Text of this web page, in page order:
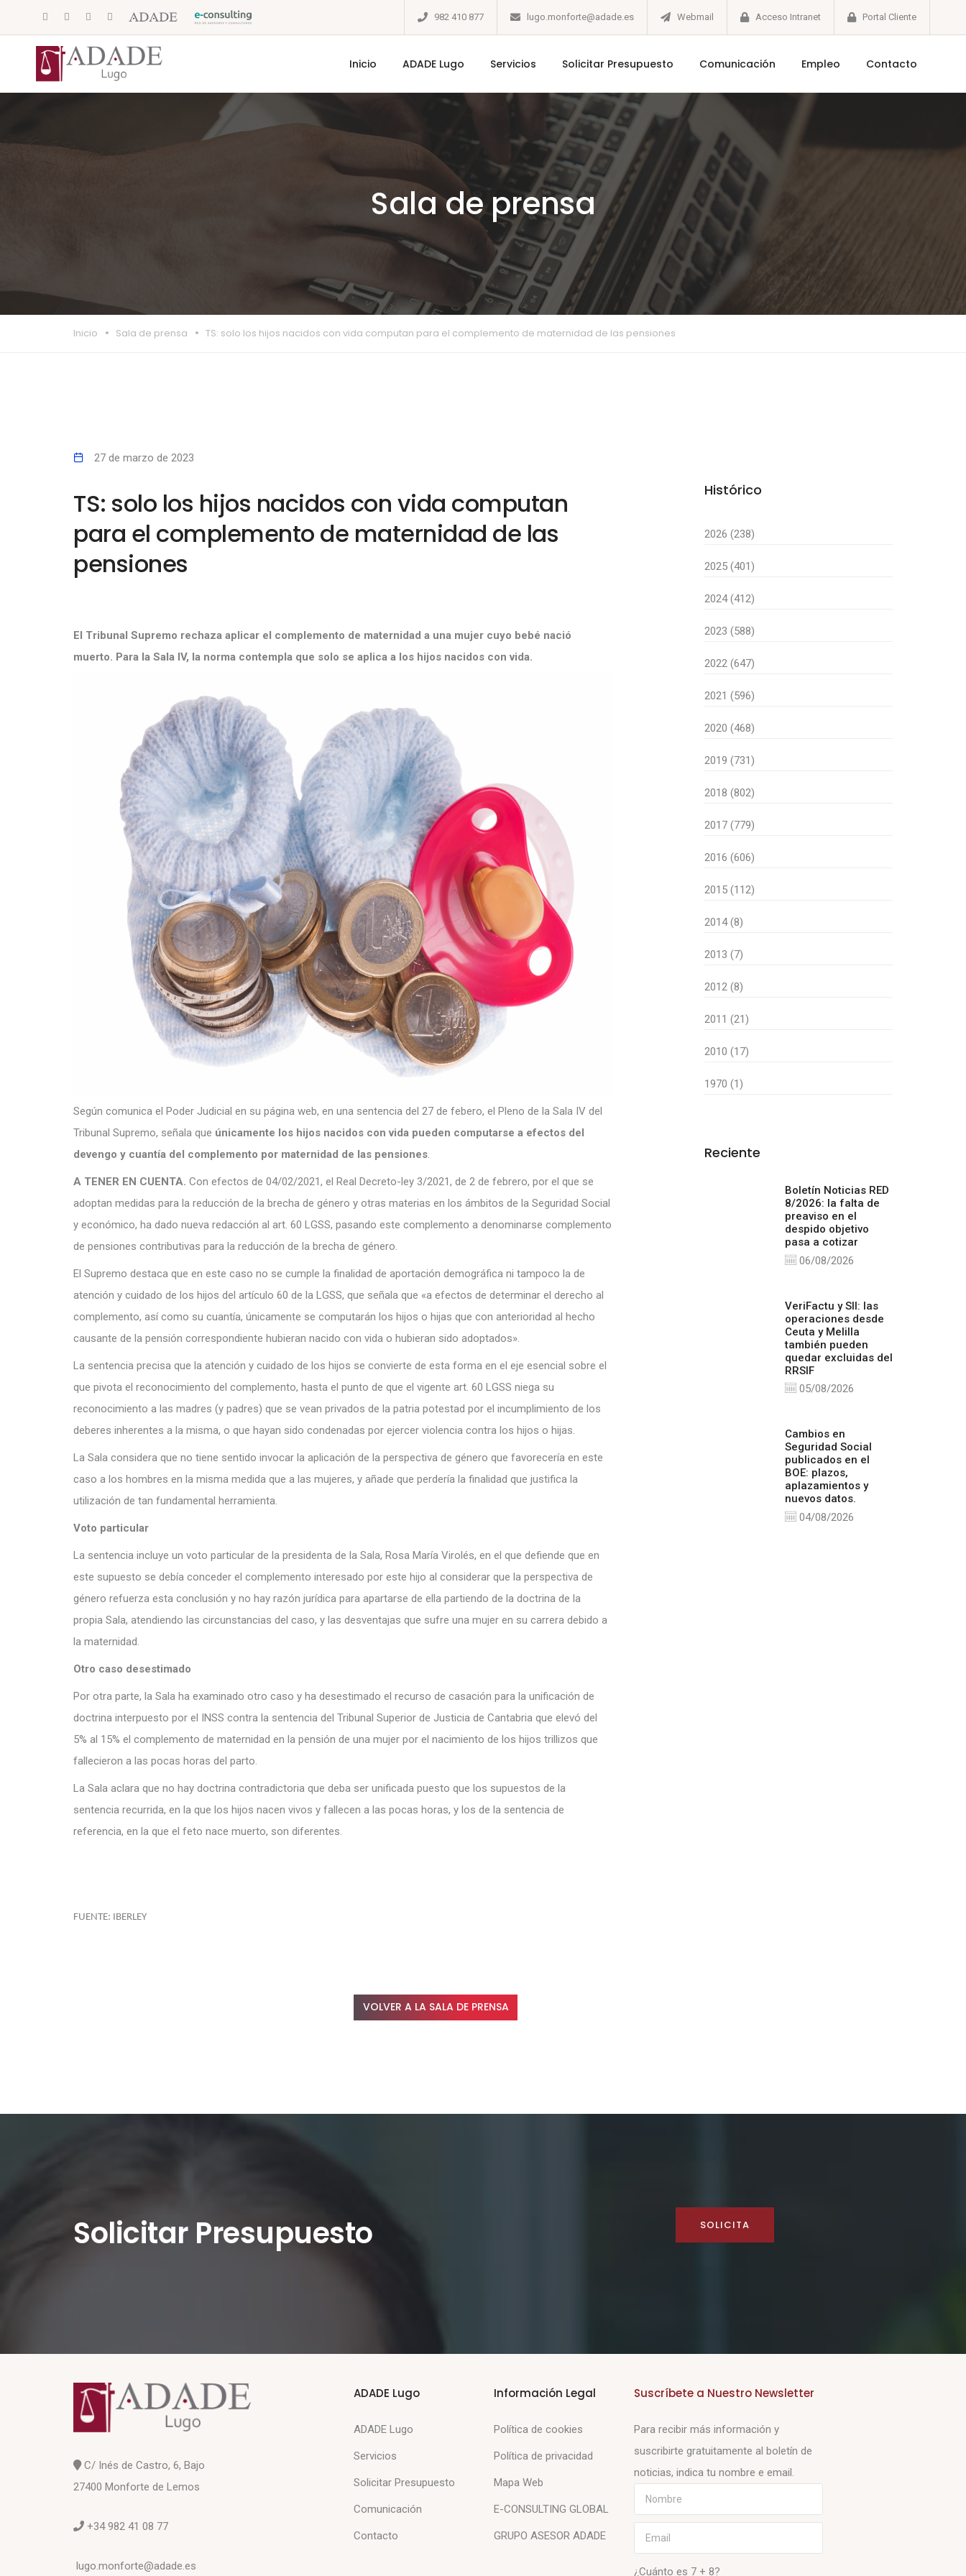
982 410 877 lugo.monforte@adade.es Webmail Acceso Intranet Portal Cliente
Inicio ADADE Lugo Servicios Solicitar Presupuesto Comunicación Empleo Contacto
Sala de prensa
Inicio Sala de prensa TS: solo los hijos nacidos con vida computan para el complemento de maternidad de las pensiones
27 de marzo de 2023
TS: solo los hijos nacidos con vida computan
para el complemento de maternidad de las
pensiones
El Tribunal Supremo rechaza aplicar el complemento de maternidad a una mujer cuyo bebé nació
muerto. Para la Sala IV, la norma contempla que solo se aplica a los hijos nacidos con vida.
Según comunica el Poder Judicial en su página web, en una sentencia del 27 de febero, el Pleno de la Sala IV del
Tribunal Supremo, señala que únicamente los hijos nacidos con vida pueden computarse a efectos del
devengo y cuantía del complemento por maternidad de las pensiones.
A TENER EN CUENTA. Con efectos de 04/02/2021, el Real Decreto-ley 3/2021, de 2 de febrero, por el que se
adoptan medidas para la reducción de la brecha de género y otras materias en los ámbitos de la Seguridad Social
y económico, ha dado nueva redacción al art. 60 LGSS, pasando este complemento a denominarse complemento
de pensiones contributivas para la reducción de la brecha de género.
El Supremo destaca que en este caso no se cumple la finalidad de aportación demográfica ni tampoco la de
atención y cuidado de los hijos del artículo 60 de la LGSS, que señala que «a efectos de determinar el derecho al
complemento, así como su cuantía, únicamente se computarán los hijos o hijas que con anterioridad al hecho
causante de la pensión correspondiente hubieran nacido con vida o hubieran sido adoptados».
La sentencia precisa que la atención y cuidado de los hijos se convierte de esta forma en el eje esencial sobre el
que pivota el reconocimiento del complemento, hasta el punto de que el vigente art. 60 LGSS niega su
reconocimiento a las madres (y padres) que se vean privados de la patria potestad por el incumplimiento de los
deberes inherentes a la misma, o que hayan sido condenadas por ejercer violencia contra los hijos o hijas.
La Sala considera que no tiene sentido invocar la aplicación de la perspectiva de género que favorecería en este
caso a los hombres en la misma medida que a las mujeres, y añade que perdería la finalidad que justifica la
utilización de tan fundamental herramienta.
Voto particular
La sentencia incluye un voto particular de la presidenta de la Sala, Rosa María Virolés, en el que defiende que en
este supuesto se debía conceder el complemento interesado por este hijo al considerar que la perspectiva de
género refuerza esta conclusión y no hay razón jurídica para apartarse de ella partiendo de la doctrina de la
propia Sala, atendiendo las circunstancias del caso, y las desventajas que sufre una mujer en su carrera debido a
la maternidad.
Otro caso desestimado
Por otra parte, la Sala ha examinado otro caso y ha desestimado el recurso de casación para la unificación de
doctrina interpuesto por el INSS contra la sentencia del Tribunal Superior de Justicia de Cantabria que elevó del
5% al 15% el complemento de maternidad en la pensión de una mujer por el nacimiento de los hijos trillizos que
fallecieron a las pocas horas del parto.
La Sala aclara que no hay doctrina contradictoria que deba ser unificada puesto que los supuestos de la
sentencia recurrida, en la que los hijos nacen vivos y fallecen a las pocas horas, y los de la sentencia de
referencia, en la que el feto nace muerto, son diferentes.
FUENTE: IBERLEY
VOLVER A LA SALA DE PRENSA
Histórico
2026 (238)
2025 (401)
2024 (412)
2023 (588)
2022 (647)
2021 (596)
2020 (468)
2019 (731)
2018 (802)
2017 (779)
2016 (606)
2015 (112)
2014 (8)
2013 (7)
2012 (8)
2011 (21)
2010 (17)
1970 (1)
Reciente
Boletín Noticias RED
8/2026: la falta de
preaviso en el
despido objetivo
pasa a cotizar
06/08/2026
VeriFactu y SII: las
operaciones desde
Ceuta y Melilla
también pueden
quedar excluidas del
RRSIF
05/08/2026
Cambios en
Seguridad Social
publicados en el
BOE: plazos,
aplazamientos y
nuevos datos.
04/08/2026
Solicitar Presupuesto SOLICITA
C/ Inés de Castro, 6, Bajo
27400 Monforte de Lemos
+34 982 41 08 77
lugo.monforte@adade.es
ADADE Lugo
ADADE Lugo
Servicios
Solicitar Presupuesto
Comunicación
Contacto
Información Legal
Política de cookies
Política de privacidad
Mapa Web
E-CONSULTING GLOBAL
GRUPO ASESOR ADADE
Suscríbete a Nuestro Newsletter
Para recibir más información y
suscribirte gratuitamente al boletín de
noticias, indica tu nombre e email.
¿Cuánto es 7 + 8?